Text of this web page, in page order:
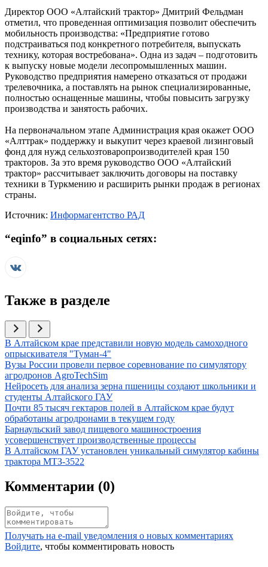
Директор ООО «Алтайский трактор» Дмитрий Фельдман
отметил, что проведенная оптимизация позволит обеспечить
мобильность производства: «Предприятие готово
подстраиваться под конкретного потребителя, выпускать
технику, которая востребована». Одна из задач – подготовить
к выпуску новые модели лесопромышленных машин.
Руководство предприятия намерено отказаться от продажи
трелевочника, а поставлять на рынок специализированные,
полностью оснащенные машины, чтобы повысить загрузку
производства и занятость рабочих.
На первоначальном этапе Администрация края окажет ООО
«Алттрак» поддержку и выкупит через краевой лизинговый
фонд для нужд сельхозтоваропроизводителей края 150
тракторов. За это время руководство ООО «Алтайский
трактор» рассчитывает заключить договоры на поставку
техники в Туркмению и расширить рынки продаж в регионах
страны.
Источник: Информагентство РАД
“eqinfo” в социальных сетях:
Также в разделе
Иллюстрация новости
В Алтайском крае представили новую модель самоходного
опрыскивателя "Туман-4"
Иллюстрация новости
Вузы России провели первое соревнование по симулятору
агродронов AgroTechSim
Иллюстрация новости
Нейросеть для анализа зерна пшеницы создают школьники и
студенты Алтайского ГАУ
Иллюстрация новости
Почти 85 тысяч гектаров полей в Алтайском крае будут
обработаны агродронами в текущем году
Иллюстрация новости
Барнаульский завод пищевого машиностроения
усовершенствует производственные процессы
Иллюстрация новости
В Алтайском ГАУ установлен уникальный симулятор кабины
трактора МТЗ-3522
Комментарии (0)
Получать на e‑mail уведомления о новых комментариях
Войдите, чтобы комментировать новость